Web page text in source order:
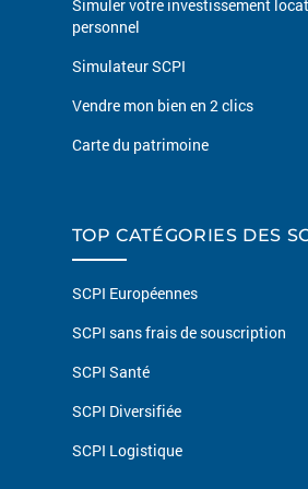
Simuler votre investissement
personnel
Simulateur SCPI
Vendre mon bien en 2 clics
Carte du patrimoine
TOP CATÉGORIES DES
SCPI Européennes
SCPI sans frais de souscription
SCPI Santé
SCPI Diversifiée
SCPI Logistique